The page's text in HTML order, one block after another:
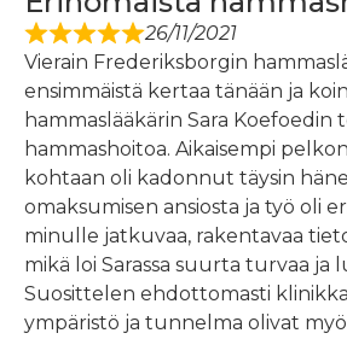
26/11/2021
Vierain Frederiksborgin
ensimmäistä kertaa tänään ja
hammaslääkärin Sara Koefoedin
hammashoitoa. Aikaisempi
kohtaan oli kadonnut täysin
omaksumisen ansiosta ja työ oli
minulle jatkuvaa, rakentavaa
mikä loi Sarassa suurta turvaa ja
Suosittelen ehdottomasti
ympäristö ja tunnelma olivat